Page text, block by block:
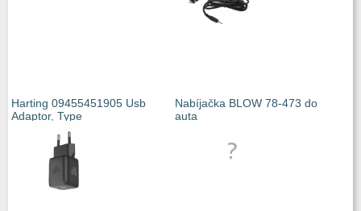
Harting 09455451905 Usb
Adaptor, Type
Nabíjačka BLOW 78-473 do
auta